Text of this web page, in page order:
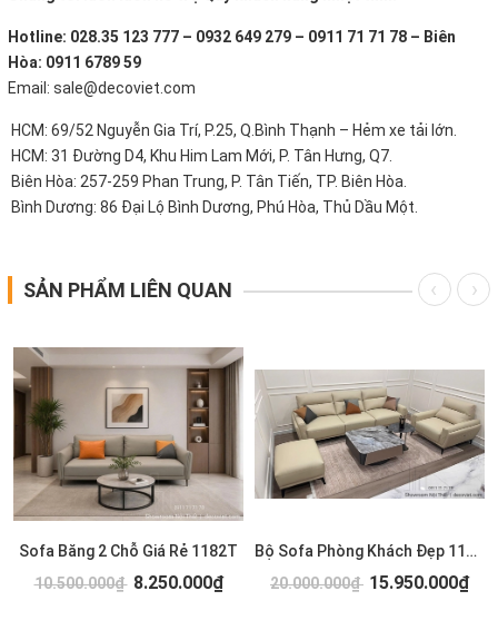
Hotline: 028.35 123 777 – 0932 649 279 – 0911 71 71 78 – Biên
Hòa: 0911 6789 59
Email: sale@decoviet.com
HCM: 69/52 Nguyễn Gia Trí, P.25, Q.Bình Thạnh – Hẻm xe tải lớn.
HCM: 31 Đường D4, Khu Him Lam Mới, P. Tân Hưng, Q7.
Biên Hòa: 257-259 Phan Trung, P. Tân Tiến, TP. Biên Hòa.
Bình Dương: 86 Đại Lộ Bình Dương, Phú Hòa, Thủ Dầu Một.
SẢN PHẨM LIÊN QUAN
Sofa Băng 2 Chỗ Giá Rẻ 1182T
10.500.000₫ 8.250.000₫
Bộ Sofa Phòng Khách Đẹp 1179T
20.000.000₫ 15.950.000₫